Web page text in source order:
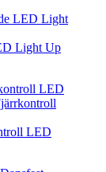
Light Up
LED